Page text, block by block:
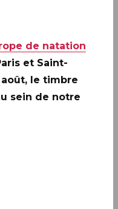
DE LA
de natation
et Saint-
août, le timbre
sein de notre